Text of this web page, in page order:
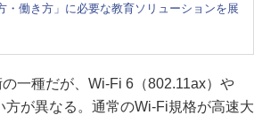
・働き方」に必要な教育ソリューションを展
一種だが、Wi-Fi 6（802.11ax）や
が異なる。通常のWi-Fi規格が高速大